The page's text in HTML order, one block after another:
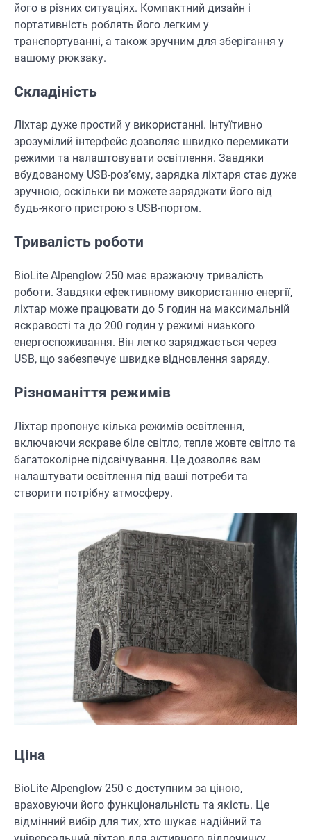
його в різних ситуаціях. Компактний дизайн і
портативність роблять його легким у
транспортуванні, а також зручним для зберігання у
вашому рюкзаку.
Складіність
Ліхтар дуже простий у використанні. Інтуїтивно
зрозумілий інтерфейс дозволяє швидко перемикати
режими та налаштовувати освітлення. Завдяки
вбудованому USB-роз’єму, зарядка ліхтаря стає дуже
зручною, оскільки ви можете заряджати його від
будь-якого пристрою з USB-портом.
Тривалість роботи
BioLite Alpenglow 250 має вражаючу тривалість
роботи. Завдяки ефективному використанню енергії,
ліхтар може працювати до 5 годин на максимальній
яскравості та до 200 годин у режимі низького
енергоспоживання. Він легко заряджається через
USB, що забезпечує швидке відновлення заряду.
Різноманіття режимів
Ліхтар пропонує кілька режимів освітлення,
включаючи яскраве біле світло, тепле жовте світло та
багатоколірне підсвічування. Це дозволяє вам
налаштувати освітлення під ваші потреби та
створити потрібну атмосферу.
Ціна
BioLite Alpenglow 250 є доступним за ціною,
враховуючи його функціональність та якість. Це
відмінний вибір для тих, хто шукає надійний та